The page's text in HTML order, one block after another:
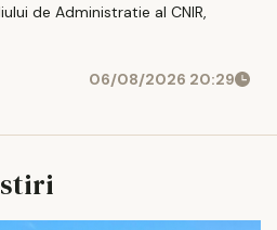
de Administratie al CNIR,
06/08/2026 20:29